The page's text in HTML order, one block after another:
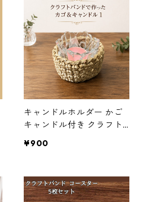
キャンドルホルダー かご
キャンドル付き クラフト
フト
¥900